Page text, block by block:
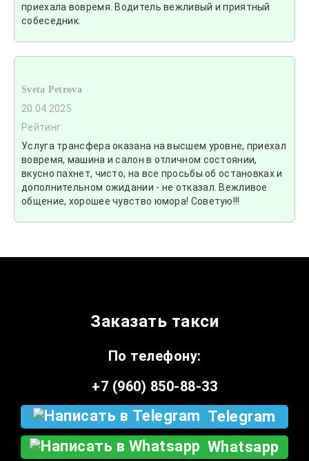
приехала вовремя. Водитель вежливый и приятный
собеседник.
Sveta Petrova
20.04.2025
Рейтинг:
Услуга трансфера оказана на высшем уровне, приехал
вовремя, машина и салон в отличном состоянии,
вкусно пахнет, чисто, на все просьбы об остановках и
дополнительном ожидании - не отказал. Вежливое
общение, хорошее чувство юмора! Советую!!!
Заказать такси
По телефону:
+7 (960) 850-88-33
Telegram
Whatsapp